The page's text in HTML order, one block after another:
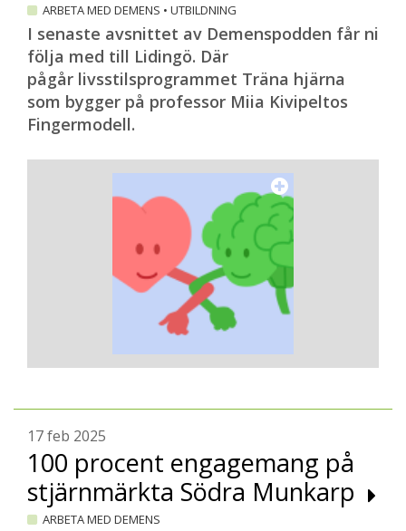
ARBETA MED DEMENS • UTBILDNING
I senaste avsnittet av Demenspodden får ni
följa med till Lidingö. Där
pågår livsstilsprogrammet Träna hjärna
som bygger på professor Miia Kivipeltos
Fingermodell.
17 feb 2025
100 procent engagemang på
stjärnmärkta Södra Munkarp
ARBETA MED DEMENS